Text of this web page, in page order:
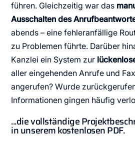
führen. Gleichzeitig war das
Ausschalten des
abends – eine fehleranfällige
zu Problemen führte. Darüber
Kanzlei ein System zur
aller eingehenden Anrufe und
angerufen? Wurde
Informationen gingen häufig
...die vollständige
in unserem kostenlosen PDF.